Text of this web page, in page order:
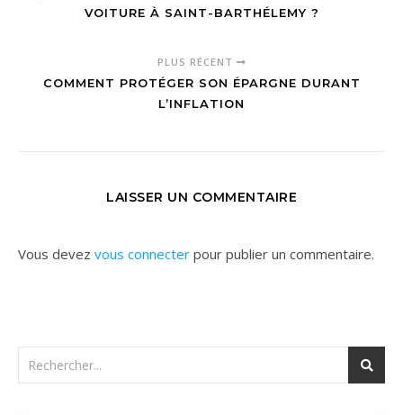
VOITURE À SAINT-BARTHÉLEMY ?
PLUS RÉCENT
COMMENT PROTÉGER SON ÉPARGNE DURANT
L’INFLATION
LAISSER UN COMMENTAIRE
Vous devez vous connecter pour publier un commentaire.